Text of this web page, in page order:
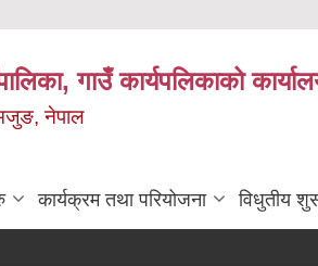
गाउँ कार्यपलिकाको
नेपाल
कार्यक्रम तथा परियोजना विधुतीय